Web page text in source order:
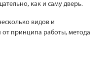
как и саму дверь.
видов и
от принципа работы, метода